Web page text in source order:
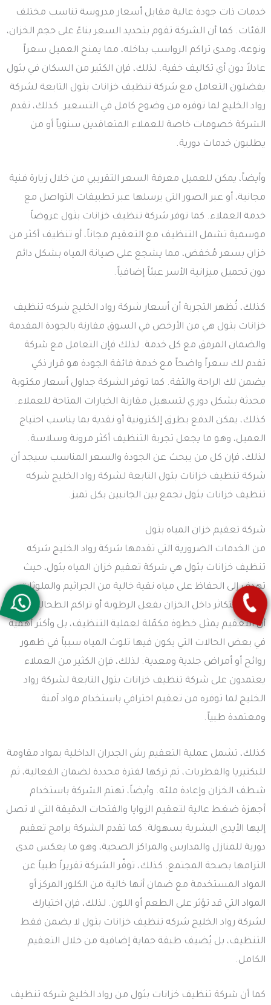
خدمات ذات جودة عالية مقابل أسعار مدروسة تناسب مختلف
الفئات. كما أن الشركة تقوم بتحديد السعر بناءً على حجم الخزان،
ونوعه، ومدى تراكم الرواسب بداخله، مما يمنح العميل سعراً
عادلاً دون أي تكاليف خفية. لذلك، فإن الكثير من السكان في بثول
يفضلون التعامل مع شركة تنظيف خزانات بثول التابعة لشركة
رواد الخليج لما توفره من وضوح كامل في التسعير. كذلك، تقدم
الشركة خصومات خاصة للعملاء المتعاقدين سنوياً أو من
يطلبون خدمات دورية.
وأيضاً، يمكن للعميل معرفة السعر التقريبي من خلال زيارة فنية
مجانية، أو عبر الصور التي يرسلها عبر تطبيقات التواصل مع
خدمة العملاء. كما توفر شركة تنظيف خزانات بثول عروضاً
موسمية تشمل التنظيف مع التعقيم مجاناً، أو تنظيف أكثر من
خزان بسعر مُخفض، مما يشجع على صيانة المياه بشكل دائم
دون تحميل ميزانية الأسر عبئاً إضافياً.
كذلك، تُظهر التجربة أن أسعار شركة رواد الخليج شركه تنظيف
خزانات بثول هي من الأرخص في السوق مقارنة بالجودة المقدمة
والضمان المرفق مع كل خدمة. لذلك فإن التعامل مع شركة
تقدم لك سعراً واضحاً مع خدمة فائقة الجودة هو قرار ذكي
يضمن لك الراحة والثقة. كما توفر الشركة جداول أسعار مكتوبة
محدثة بشكل دوري لتسهيل مقارنة الخيارات المتاحة للعملاء.
كذلك، يمكن الدفع بطرق إلكترونية أو نقدية بما يناسب احتياج
العميل، وهو ما يجعل تجربة التنظيف أكثر مرونة وسلاسة.
لذلك، فإن كل من يبحث عن الجودة والسعر المناسب سيجد أن
شركة تنظيف خزانات بثول التابعة لشركة رواد الخليج شركه
تنظيف خزانات بثول تجمع بين الجانبين بكل تميز.
شركة تعقيم خزان المياه بثول
من الخدمات الضرورية التي تقدمها شركة رواد الخليج شركه
تنظيف خزانات بثول هي شركة تعقيم خزان المياه بثول، حيث
تهدف إلى الحفاظ على مياه نقية خالية من الجراثيم والملوثات
التي قد تتكاثر داخل الخزان بفعل الرطوبة أو تراكم الطحالب. كما
أن التعقيم يمثل خطوة مكمّلة لعملية التنظيف، بل وأكثر أهمية
في بعض الحالات التي يكون فيها تلوث المياه سبباً في ظهور
روائح أو أمراض جلدية ومعدية. لذلك، فإن الكثير من العملاء
يعتمدون على شركة تنظيف خزانات بثول التابعة لشركة رواد
الخليج لما توفره من تعقيم احترافي باستخدام مواد آمنة
ومعتمدة طبياً.
كذلك، تشمل عملية التعقيم رش الجدران الداخلية بمواد مقاومة
للبكتيريا والفطريات، ثم تركها لفترة محددة لضمان الفعالية، ثم
شطف الخزان وإعادة ملئه. وأيضاً، تهتم الشركة باستخدام
أجهزة ضغط عالية لتعقيم الزوايا والفتحات الدقيقة التي لا تصل
إليها الأيدي البشرية بسهولة. كما تقدم الشركة برامج تعقيم
دورية للمنازل والمدارس والمراكز الصحية، وهو ما يعكس مدى
التزامها بصحة المجتمع. كذلك، توفّر الشركة تقريراً طبياً عن
المواد المستخدمة مع ضمان أنها خالية من الكلور المركز أو
المواد التي قد تؤثر على الطعم أو اللون. لذلك، فإن اختيارك
لشركة رواد الخليج شركه تنظيف خزانات بثول لا يضمن فقط
التنظيف، بل يُضيف طبقة حماية إضافية من خلال التعقيم
الكامل.
كما أن شركة تنظيف خزانات بثول من رواد الخليج شركه تنظيف